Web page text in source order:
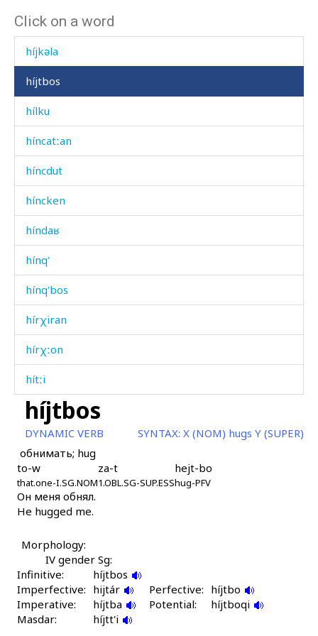
Click on a word
híjbos
híjkəla
híjtbos
hílku
híncatːan
híncdut
híncken
híndaʁ
hínq'
hínq'bos
hírχiran
hírχːon
hítːi
híču
hobóˤlč'ʷaj
holkóm
hondól
horóːkdut
horóːkejt'u
horóːkijt'utːut
híjtbos
DYNAMIC VERB SYNTAX: X (NOM) hugs Y (SUPER)
обнимать; hug
to-w
that.one-I.SG.NOM
za-t
1.OBL.SG-SUP.ESS
hejt-bo
hug-PFV
Он меня обнял.
He hugged me.
Morphology:
IV gender Sg:
Infinitive:
híjtbos
Imperfective: hijtár Perfective: híjtbo
Imperative:
híjtba Potential:
híjtboqi
Masdar:
híjtt'i